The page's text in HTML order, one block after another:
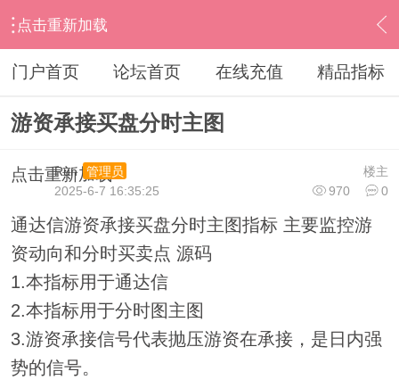
点击重新加载
› 通达信指标公式 › 分时指标公式 › 内容
门户首页 论坛首页 在线充值 精品指标
游资承接买盘分时主图
点击重新加载 楼主
Run
管理员
970
0
2025-6-7 16:35:25
通达信游资承接买盘分时主图指标 主要监控游
资动向和分时买卖点 源码
1.本指标用于通达信
2.本指标用于分时图主图
3.游资承接信号代表抛压游资在承接，是日内强
势的信号。